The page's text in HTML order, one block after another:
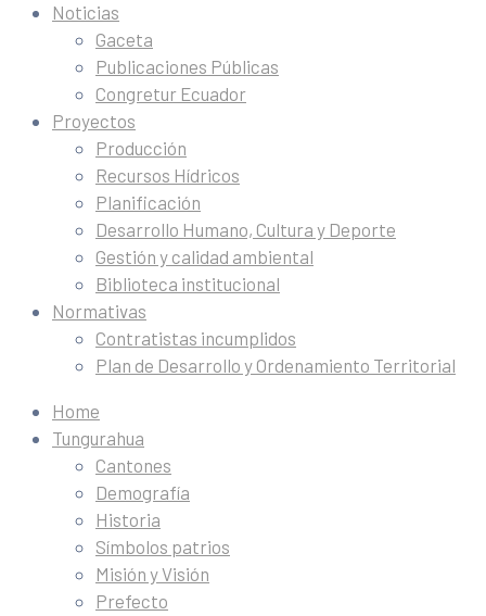
Noticias
Gaceta
Publicaciones Públicas
Congretur Ecuador
Proyectos
Producción
Recursos Hídricos
Planificación
Desarrollo Humano, Cultura y Deporte
Gestión y calidad ambiental
Biblioteca institucional
Normativas
Contratistas incumplidos
Plan de Desarrollo y Ordenamiento Territorial
Home
Tungurahua
Cantones
Demografía
Historia
Símbolos patrios
Misión y Visión
Prefecto